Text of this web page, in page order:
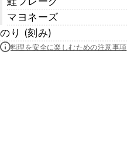
マヨネーズ
のり (刻み)
料理を安全に楽しむための注意事項